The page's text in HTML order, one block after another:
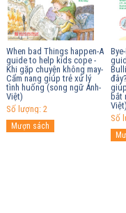
When bad Things happen-A
guide to help kids cope -
Khi gặp chuyện không may-
Cẩm nang giúp trẻ xử lý
tình huống (song ngữ Anh-
Việt)
Số lượng: 2
bắt
Số